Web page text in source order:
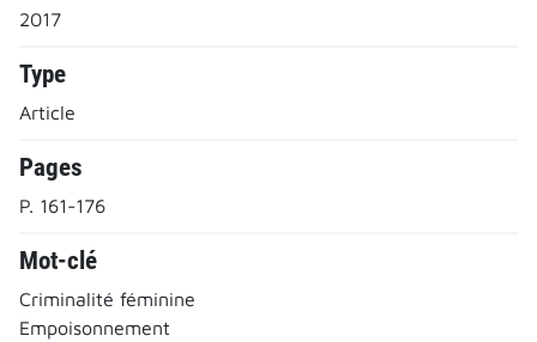
2017
Type
Article
Pages
P. 161-176
Mot-clé
Criminalité féminine
Empoisonnement